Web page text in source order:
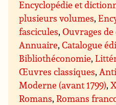
Encyclopédie et
plusieurs volumes,
fascicules,Ouvrages
Annuaire,Catalogue
Bibliothéconomie,
Œuvres classiques,
Moderne (avant 1799),
Romans,Romans